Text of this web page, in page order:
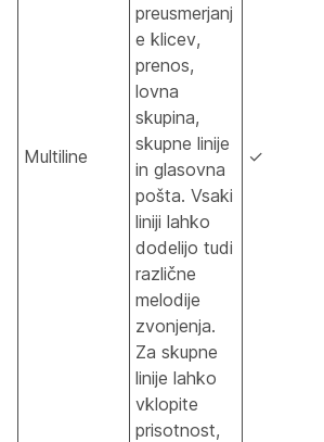
Multiline
preusmerjanj
e klicev,
prenos,
lovna
skupina,
skupne linije
in glasovna
pošta. Vsaki
liniji lahko
dodelijo tudi
različne
melodije
zvonjenja.
Za skupne
linije lahko
vklopite
prisotnost,
✓